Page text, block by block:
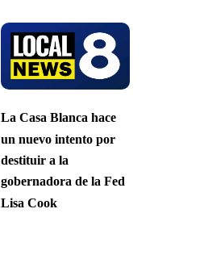
La Casa Blanca hace
un nuevo intento por
destituir a la
gobernadora de la Fed
Lisa Cook